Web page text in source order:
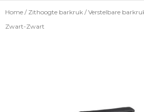
Home / Zithoogte barkruk / Verstelbare
Zwart-Zwart